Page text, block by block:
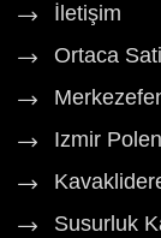
İletişim
Ortaca
Izmir
Susurluk